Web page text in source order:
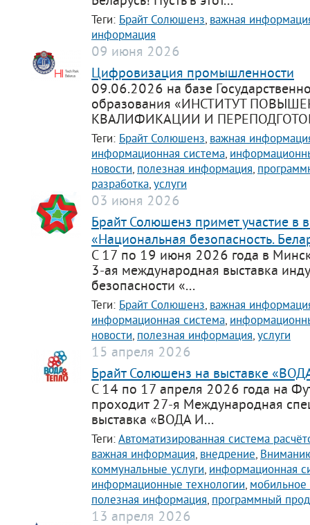
Теги: Брайт Солюшенз, важная
информация
09 июня 2026
Цифровизация промышленности
09.06.2026 на базе
образования «ИНСТИТУТ
КВАЛИФИКАЦИИ И
Теги: Брайт Солюшенз, важная
информационная система,
новости, полезная информация,
разработка,услуги
03 июня 2026
Брайт Солюшенз примет участие в
«Национальная безопасность.
С 17 по 19 июня 2026 года в
3-ая международная выставка
безопасности «...
Теги: Брайт Солюшенз, важная
информационная система,
новости, полезная информация,услуги
15 апреля 2026
Брайт Солюшенз на выставке
С 14 по 17 апреля 2026 года на
проходит 27-я Международная
выставка «ВОДА И...
Теги:Автоматизированная система
важная информация, внедрение,
коммунальные услуги, информационная
информационные технологии,
полезная информация, программный
13 апреля 2026